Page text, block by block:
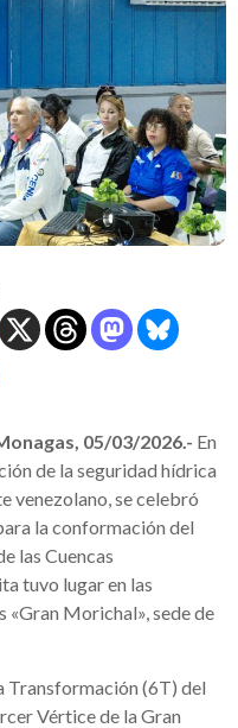
05/03/2026.- En
de la seguridad hídrica
venezolano, se celebró
la conformación del
las Cuencas
tuvo lugar en las
«Gran Morichal», sede de
Transformación (6T) del
Vértice de la Gran